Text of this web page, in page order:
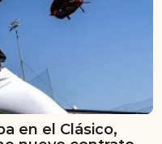
en el Clásico,